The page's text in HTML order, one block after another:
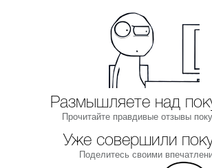
Размышляете над
Прочитайте правдивые отзывы
Уже совершили
Поделитесь своими